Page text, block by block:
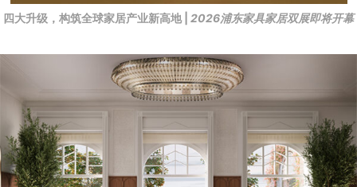
四大升级，构筑全球家居产业新高地 | 2026浦东家具家居双展即将开幕